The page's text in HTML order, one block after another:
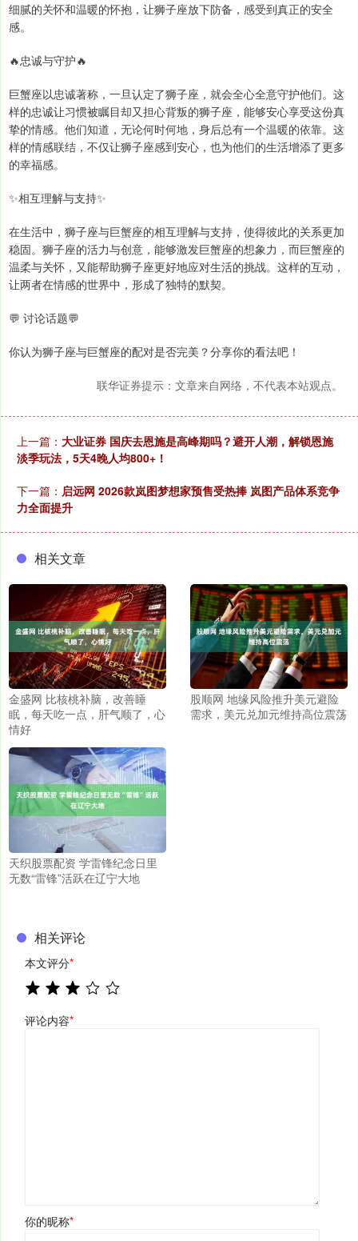
细腻的关怀和温暖的怀抱，让狮子座放下防备，感受到真正的安全
感。
🔥忠诚与守护🔥
巨蟹座以忠诚著称，一旦认定了狮子座，就会全心全意守护他们。这
样的忠诚让习惯被瞩目却又担心背叛的狮子座，能够安心享受这份真
挚的情感。他们知道，无论何时何地，身后总有一个温暖的依靠。这
样的情感联结，不仅让狮子座感到安心，也为他们的生活增添了更多
的幸福感。
✨相互理解与支持✨
在生活中，狮子座与巨蟹座的相互理解与支持，使得彼此的关系更加
稳固。狮子座的活力与创意，能够激发巨蟹座的想象力，而巨蟹座的
温柔与关怀，又能帮助狮子座更好地应对生活的挑战。这样的互动，
让两者在情感的世界中，形成了独特的默契。
💬 讨论话题💬
你认为狮子座与巨蟹座的配对是否完美？分享你的看法吧！
联华证券提示：文章来自网络，不代表本站观点。
上一篇： 大业证券 国庆去恩施是高峰期吗？避开人潮，解锁恩施
淡季玩法，5天4晚人均800+！
下一篇： 启远网 2026款岚图梦想家预售受热捧 岚图产品体系竞争
力全面提升
相关文章
金盛网 比核桃补脑，改善睡
眠，每天吃一点，肝气顺了，心
情好
股顺网 地缘风险推升美元避险
需求，美元兑加元维持高位震荡
天织股票配资 学雷锋纪念日里
无数“雷锋”活跃在辽宁大地
相关评论
本文评分*
评论内容*
你的昵称*